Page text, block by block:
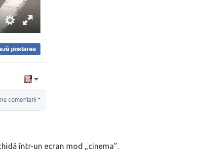
într-un ecran mod „cinema”.